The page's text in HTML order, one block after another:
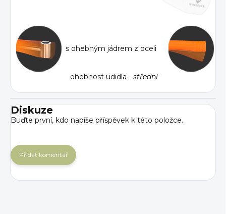
s ohebným jádrem z oceli
ohebnost udidla - střední
Diskuze
Buďte první, kdo napíše příspěvek k této položce.
Přidat komentář